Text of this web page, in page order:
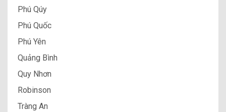
Phú Qúy
Phú Quốc
Phú Yên
Quảng Bình
Quy Nhơn
Robinson
Tràng An